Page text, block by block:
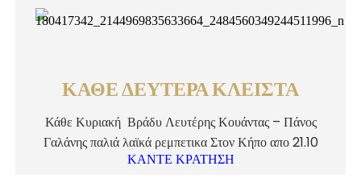
ΚΑΘΕ ΔΕΥΤΕΡΑ ΚΛΕΙΣΤΑ
Κάθε Κυριακή Βράδυ Λευτέρης Κουάντας – Πάνος
Γαλάνης παλιά λαϊκά ρεμπετικα Στον Κήπο απο 21.10
ΚΑΝΤΕ ΚΡΑΤΗΣΗ